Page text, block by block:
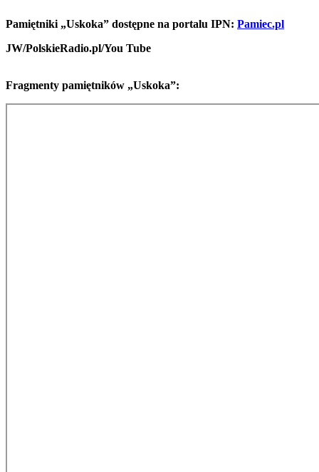
Pamiętniki „Uskoka” dostępne na portalu IPN: Pamiec.pl
JW/PolskieRadio.pl/You Tube
Fragmenty pamiętników „Uskoka”: